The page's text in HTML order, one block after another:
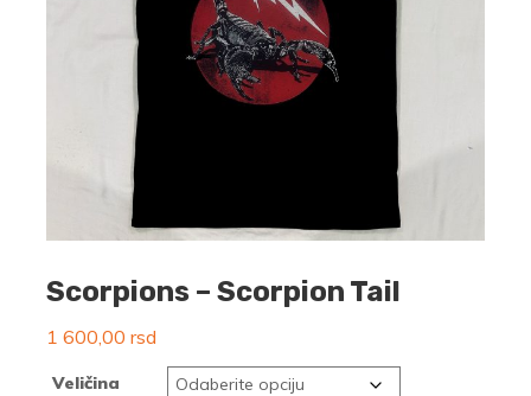
Scorpions – Scorpion Tail
1 600,00 rsd
Veličina